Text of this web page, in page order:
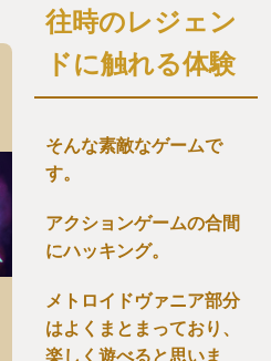
往時のレジェン
ドに触れる体験
そんな素敵なゲームで
す。
アクションゲームの合間
にハッキング。
メトロイドヴァニア部分
はよくまとまっており、
楽しく遊べると思いま